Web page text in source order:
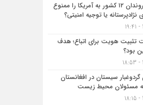
ترامپ سفر شهروندان ۱۲ کشور به آمریکا را ممنوع
یا توجیه امنیتی؟
تثبیت هویت برای اتباع؛ هدف
بود؟
گردوغبار سیستان در افغانستان
مسئولان محیط زیست